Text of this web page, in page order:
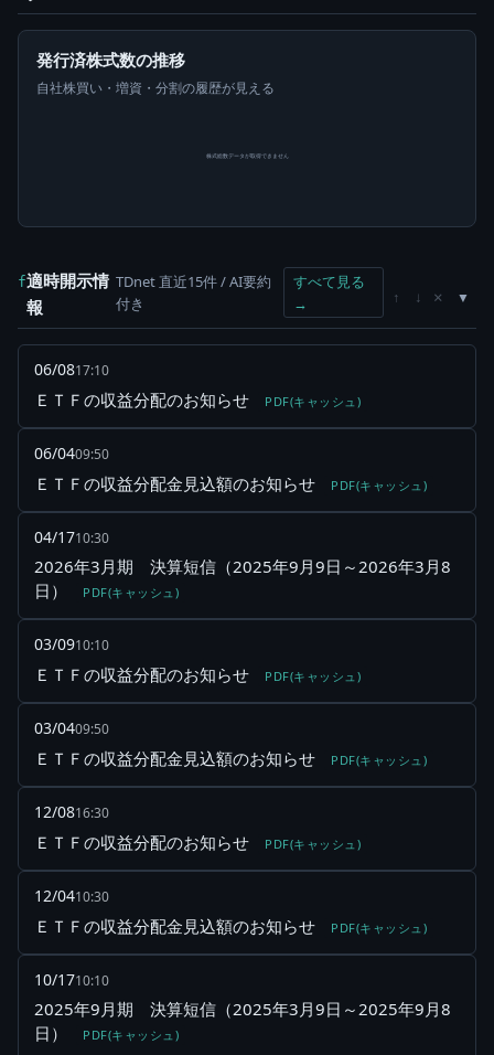
発行済株式数の推移
自社株買い・増資・分割の履歴が見える
株式総数データが取得できません
f適時開示情
報
TDnet 直近15件 / AI要約
付き
すべて見る
→
↑ ↓ ×
06/0817:10
ＥＴＦの収益分配のお知らせ PDF(キャッシュ)
06/0409:50
ＥＴＦの収益分配金見込額のお知らせ PDF(キャッシュ)
04/1710:30
2026年3月期 決算短信（2025年9月9日～2026年3月8
日）
PDF(キャッシュ)
03/0910:10
ＥＴＦの収益分配のお知らせ PDF(キャッシュ)
03/0409:50
ＥＴＦの収益分配金見込額のお知らせ PDF(キャッシュ)
12/0816:30
ＥＴＦの収益分配のお知らせ PDF(キャッシュ)
12/0410:30
ＥＴＦの収益分配金見込額のお知らせ PDF(キャッシュ)
10/1710:10
2025年9月期 決算短信（2025年3月9日～2025年9月8
日）
PDF(キャッシュ)